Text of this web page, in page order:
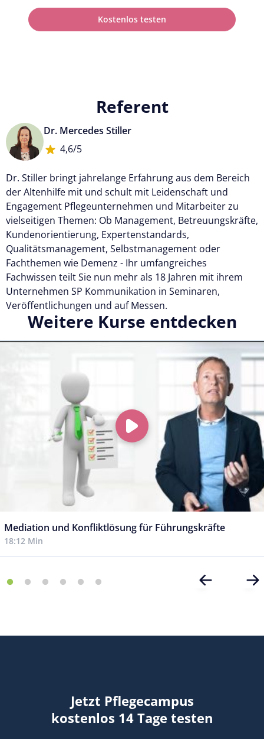
Kostenlos testen
Referent
Dr. Mercedes Stiller
4,6/5
Dr. Stiller bringt jahrelange Erfahrung aus dem Bereich
der Altenhilfe mit und schult mit Leidenschaft und
Engagement Pflegeunternehmen und Mitarbeiter zu
vielseitigen Themen: Ob Management, Betreuungskräfte,
Kundenorientierung, Expertenstandards,
Qualitätsmanagement, Selbstmanagement oder
Fachthemen wie Demenz - Ihr umfangreiches
Fachwissen teilt Sie nun mehr als 18 Jahren mit ihrem
Unternehmen SP Kommunikation in Seminaren,
Veröffentlichungen und auf Messen.
Weitere Kurse entdecken
Mediation und Konfliktlösung für Führungskräfte
18:12 Min
Jetzt Pflegecampus
kostenlos 14 Tage testen